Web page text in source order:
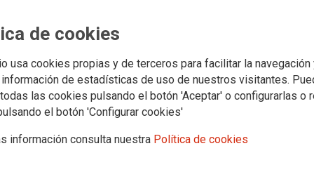
de cookies
usa cookies propias y de terceros para facilitar la navegación
de estadísticas de uso de nuestros visitantes.
las cookies pulsando el botón 'Aceptar' o configurarlas o
el botón 'Configurar cookies'
información consulta nuestra Política de cookies
de